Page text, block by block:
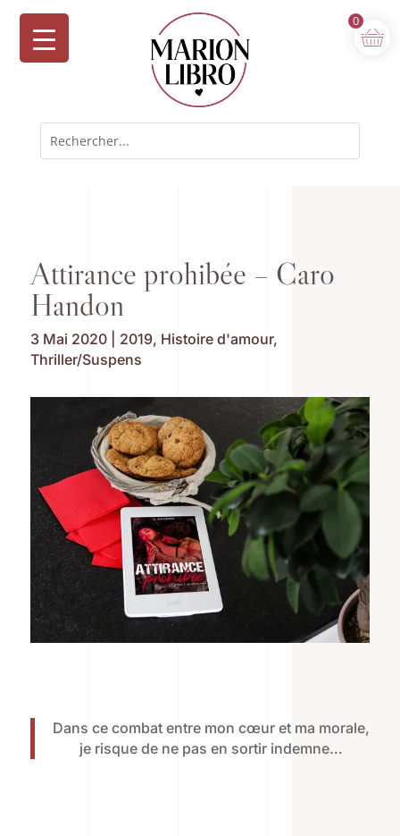
Attirance prohibée – Caro
Handon
3 Mai 2020| 2019, Histoire d'amour,
Thriller/Suspens
Dans ce combat entre mon cœur et ma morale,
je risque de ne pas en sortir indemne…
0